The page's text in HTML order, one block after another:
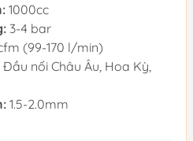
1000cc
3-4 bar
(99-170 l/min)
Đầu nối Châu Âu, Hoa Kỳ,
1.5-2.0mm